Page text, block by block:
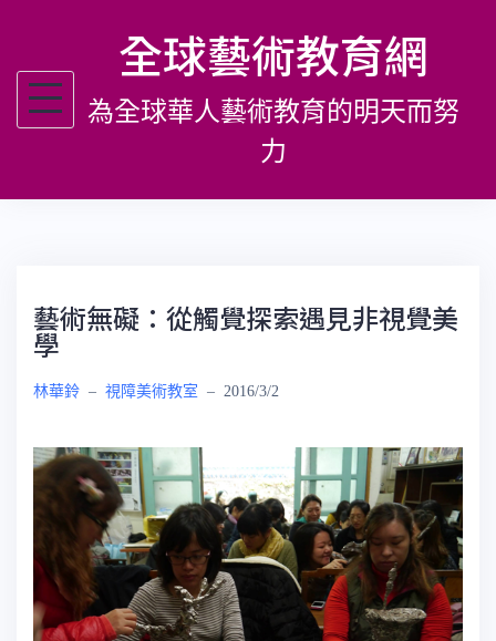
主
全球藝術教育網
為全球華人藝術教育的明天而努
力
藝術無礙：從觸覺探索遇見非視覺美
學
林華鈴 – 視障美術教室 – 2016/3/2